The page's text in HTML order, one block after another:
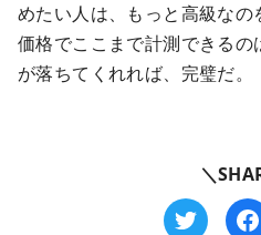
めたい人は、もっと高級な
価格でここまで計測できる
が落ちてくれれば、完璧だ。
＼